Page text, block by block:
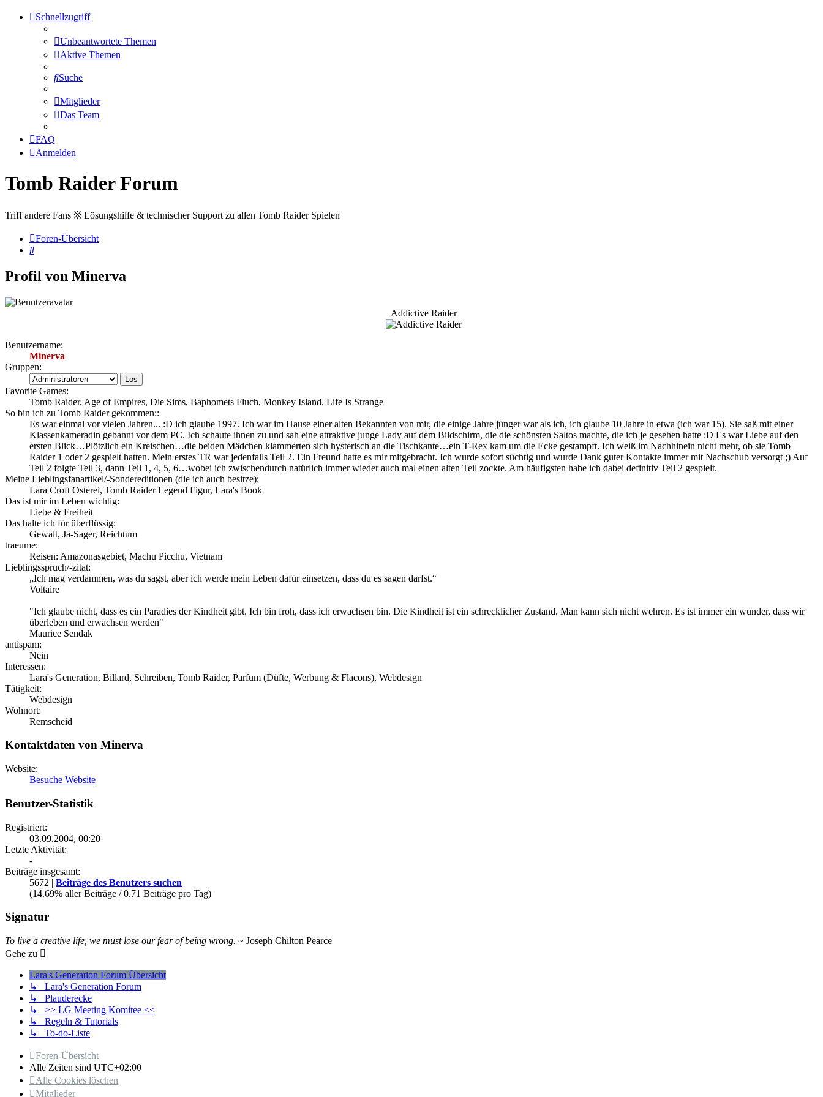
Schnellzugriff
Unbeantwortete Themen
Aktive Themen
Suche
Mitglieder
Das Team
FAQ
Anmelden
Tomb Raider Forum
Triff andere Fans ※ Lösungshilfe & technischer Support zu allen Tomb Raider Spielen
Foren-Übersicht
Suche
Profil von Minerva
Addictive Raider
Benutzername:
Minerva
Gruppen:
Favorite Games:
Tomb Raider, Age of Empires, Die Sims, Baphomets Fluch, Monkey Island, Life Is Strange
So bin ich zu Tomb Raider gekommen::
Es war einmal vor vielen Jahren... :D ich glaube 1997. Ich war im Hause einer alten Bekannten von mir, die einige Jahre jünger war als ich, ich glaube 10 Jahre in etwa (ich war 15). Sie saß mit einer
Klassenkameradin gebannt vor dem PC. Ich schaute ihnen zu und sah eine attraktive junge Lady auf dem Bildschirm, die die schönsten Saltos machte, die ich je gesehen hatte :D Es war Liebe auf den
ersten Blick…Plötzlich ein Kreischen…die beiden Mädchen klammerten sich hysterisch an die Tischkante…ein T-Rex kam um die Ecke gestampft. Ich weiß im Nachhinein nicht mehr, ob sie Tomb
Raider 1 oder 2 gespielt hatten. Mein erstes TR war jedenfalls Teil 2. Ein Freund hatte es mir mitgebracht. Ich wurde sofort süchtig und wurde Dank guter Kontakte immer mit Nachschub versorgt ;) Auf
Teil 2 folgte Teil 3, dann Teil 1, 4, 5, 6…wobei ich zwischendurch natürlich immer wieder auch mal einen alten Teil zockte. Am häufigsten habe ich dabei definitiv Teil 2 gespielt.
Meine Lieblingsfanartikel/-Sondereditionen (die ich auch besitze):
Lara Croft Osterei, Tomb Raider Legend Figur, Lara's Book
Das ist mir im Leben wichtig:
Liebe & Freiheit
Das halte ich für überflüssig:
Gewalt, Ja-Sager, Reichtum
traeume:
Reisen: Amazonasgebiet, Machu Picchu, Vietnam
Lieblingsspruch/-zitat:
„Ich mag verdammen, was du sagst, aber ich werde mein Leben dafür einsetzen, dass du es sagen darfst.“
Voltaire
"Ich glaube nicht, dass es ein Paradies der Kindheit gibt. Ich bin froh, dass ich erwachsen bin. Die Kindheit ist ein schrecklicher Zustand. Man kann sich nicht wehren. Es ist immer ein wunder, dass wir
überleben und erwachsen werden"
Maurice Sendak
antispam:
Nein
Interessen:
Lara's Generation, Billard, Schreiben, Tomb Raider, Parfum (Düfte, Werbung & Flacons), Webdesign
Tätigkeit:
Webdesign
Wohnort:
Remscheid
Kontaktdaten von Minerva
Website:
Besuche Website
Benutzer-Statistik
Registriert:
03.09.2004, 00:20
Letzte Aktivität:
-
Beiträge insgesamt:
5672 | Beiträge des Benutzers suchen
(14.69% aller Beiträge / 0.71 Beiträge pro Tag)
Signatur
To live a creative life, we must lose our fear of being wrong. ~ Joseph Chilton Pearce
Gehe zu
Lara's Generation Forum Übersicht
↳ Lara's Generation Forum
↳ Plauderecke
↳ >> LG Meeting Komitee <<
↳ Regeln & Tutorials
↳ To-do-Liste
Foren-Übersicht
Alle Zeiten sind UTC+02:00
Alle Cookies löschen
Mitglieder